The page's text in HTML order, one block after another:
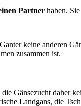
Partner haben.
keine anderen
zusammen ist.
Gänsezucht daher
Landgans, die